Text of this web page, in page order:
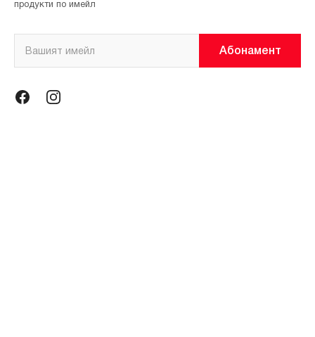
продукти по имейл
Абонамент